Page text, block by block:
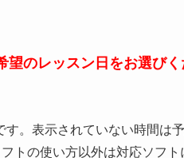
のレッスン日をお選びく
す。表示されていない時間は
トの使い方以外は対応ソフ